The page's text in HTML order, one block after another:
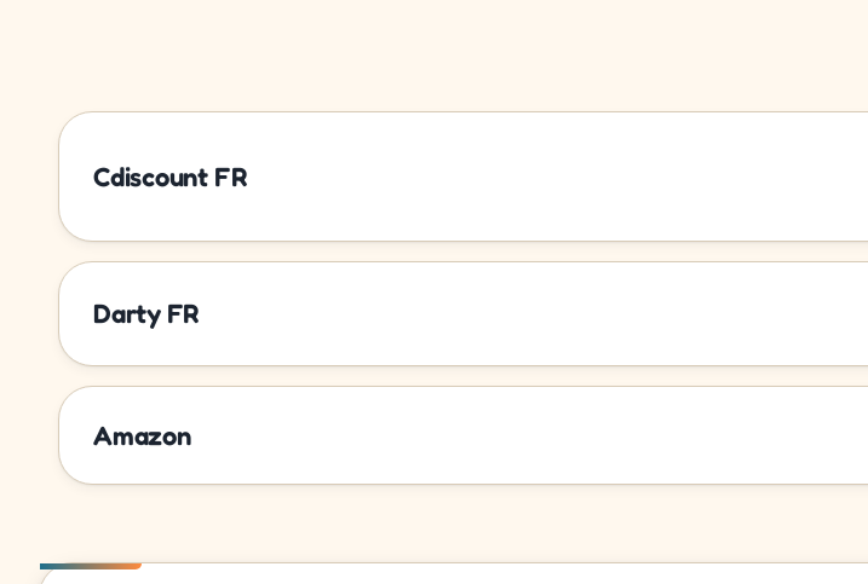
Cdiscount FR
Darty FR
Amazon